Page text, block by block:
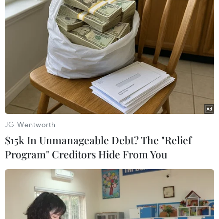
Theo dõi VietnamPlus
TIN LIÊN QUAN
JG Wentworth
$15k In Unmanageable Debt? The "Relief
Program" Creditors Hide From You